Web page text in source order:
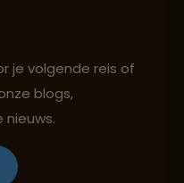
reisadvies
cultuur en milieu
je volgende reis of
blogs,